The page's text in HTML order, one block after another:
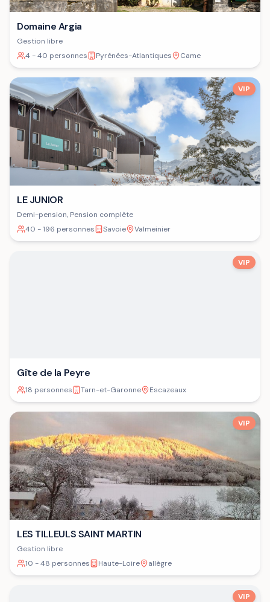
Domaine Argia
Gestion libre
4 - 40 personnes
Pyrénées-Atlantiques Came
VIP
LE JUNIOR
Demi-pension, Pension complète
40 - 196 personnes
Savoie Valmeinier
VIP
Gîte de la Peyre
18 personnes Tarn-et-Garonne Escazeaux
VIP
LES TILLEULS SAINT MARTIN
Gestion libre
10 - 48 personnes
Haute-Loire allègre
VIP